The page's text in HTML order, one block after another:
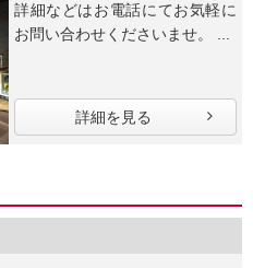
詳細などはお電話にてお気軽に
詳細を見る